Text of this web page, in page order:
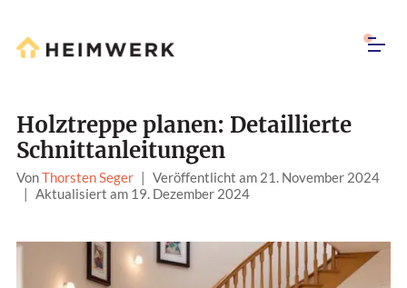
Holztreppe planen: Detaillierte
Schnittanleitungen
VonThorsten Seger | Veröffentlicht am 21. November 2024
| Aktualisiert am 19. Dezember 2024